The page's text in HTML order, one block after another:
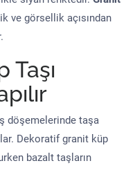
ve görsellik açısından
Taşı
döşemelerinde taşa
Dekoratif granit küp
bazalt taşların